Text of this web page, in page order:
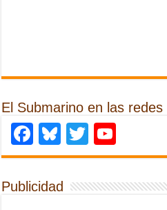
El Submarino en las redes
Facebook
Bluesky
Twitter
Publicidad